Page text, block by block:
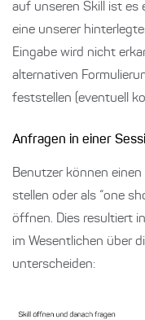
auf unseren Skill ist es
eine unserer
Eingabe wird nicht
alternativen
feststellen (eventuell
Anfragen in einer
Benutzer können
stellen oder als “one
öffnen. Dies resultiert
im Wesentlichen über
unterscheiden: